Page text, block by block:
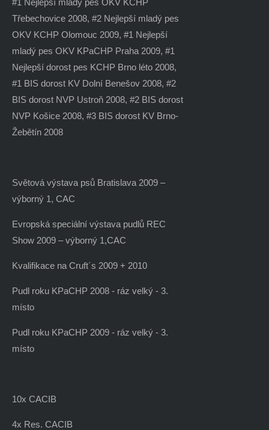
Třebechovice 2008, #2 Nejlepší mladý pes
OKV KCHP Olomouc 2009, #1 Nejlepší
mladý pes OKV KPaCHP Praha 2009, #1
Nejlepší dorost pes KCHP Brno léto 2008,
#1 BIS dorost KV Dolní Benešov 2008, #2
BIS dorost NVP Ustroň 2008, #2 BIS dorost
NVP Košice 2008, #3 BIS dorost KV Brno-
Žebětín 2008
Světová výstava psů Bratislava 2009 –
výborný 1, CAC
Evropská speciální výstava pudlů REC
Show 2009 – výborný 1,CAC
Kvalifikace na Cruft´s 2009 + 2010
Pudl roku KPaCHP 2008 - ráz velký - 3.
místo
Pudl roku KPaCHP 2009 - ráz velký - 3.
místo
10x CACIB
4x Res. CACIB